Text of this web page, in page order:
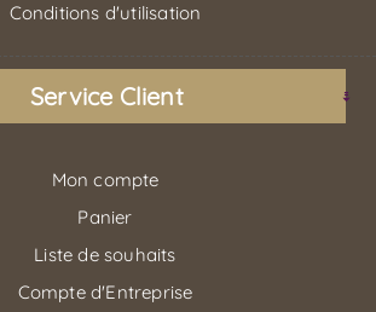
Conditions d'utilisation
Service Client
Mon compte
Panier
Liste de souhaits
Compte d'Entreprise